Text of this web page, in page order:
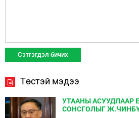
Төстэй мэдээ
УТААНЫ АСУУДЛААР
СОНСГОЛЫГ